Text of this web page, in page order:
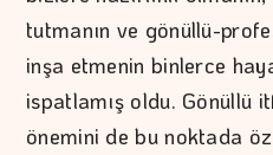
tutmanın ve gönüllü-
inşa etmenin binlerce
ispatlamış oldu. Gönüllü
önemini de bu noktada